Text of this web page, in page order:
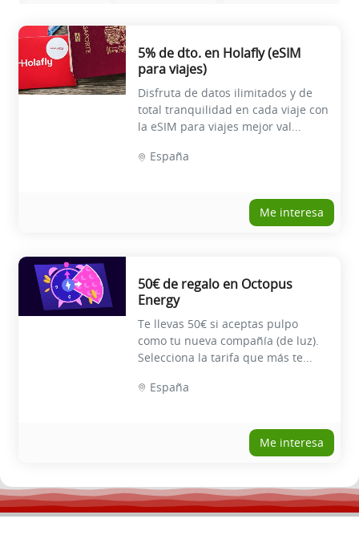
5% de dto. en Holafly (eSIM
para viajes)
Disfruta de datos ilimitados y de
total tranquilidad en cada viaje con
la eSIM para viajes mejor val...
España
Me interesa
50€ de regalo en Octopus
Energy
Te llevas 50€ si aceptas pulpo
como tu nueva compañía (de luz).
Selecciona la tarifa que más te...
España
Me interesa